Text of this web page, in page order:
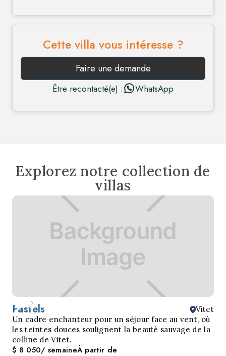
Cette villa vous intéresse ?
Faire une demande
Être recontacté(e) : WhatsApp
Explorez notre collection de
villas
Pastels
Vitet
Un cadre enchanteur pour un séjour face au vent, où
les teintes douces soulignent la beauté sauvage de la
colline de Vitet.
$ 8 050/ semaineÀ partir de